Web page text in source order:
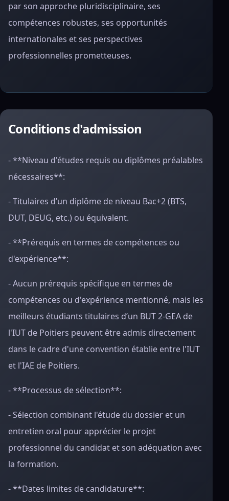
par son approche pluridisciplinaire, ses
compétences robustes, ses opportunités
internationales et ses perspectives
professionnelles prometteuses.
Conditions d'admission
- **Niveau d'études requis ou diplômes préalables
nécessaires**:
- Titulaires d’un diplôme de niveau Bac+2 (BTS,
DUT, DEUG, etc.) ou équivalent.
- **Prérequis en termes de compétences ou
d'expérience**:
- Aucun prérequis spécifique en termes de
compétences ou d'expérience mentionné, mais les
meilleurs étudiants titulaires d’un BUT 2-GEA de
l'IUT de Poitiers peuvent être admis directement
dans le cadre d'une convention établie entre l'IUT
et l'IAE de Poitiers.
- **Processus de sélection**:
- Sélection combinant l'étude du dossier et un
entretien oral pour apprécier le projet
professionnel du candidat et son adéquation avec
la formation.
- **Dates limites de candidature**: